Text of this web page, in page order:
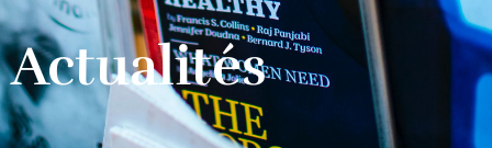
Actualités